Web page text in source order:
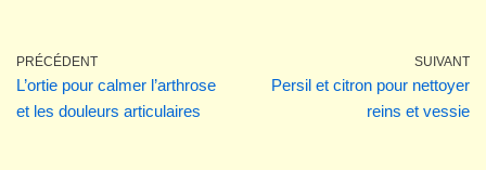
PRÉCÉDENT
L’ortie pour calmer l’arthrose
et les douleurs articulaires
SUIVANT
Persil et citron pour nettoyer
reins et vessie